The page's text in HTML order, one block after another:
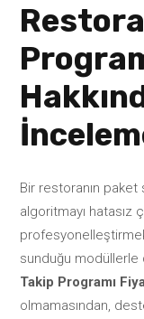
Bir restoranın paket
algoritmayı hatasız
sunduğu modüllerle
Takip Programı
olmamasından,